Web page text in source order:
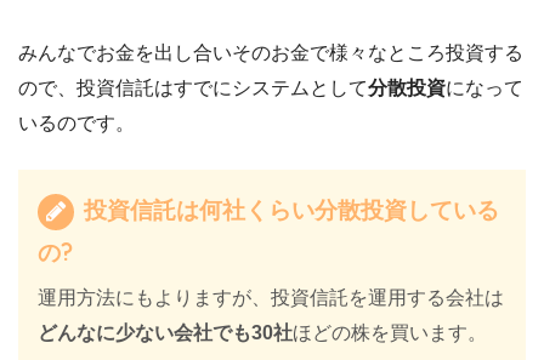
みんなでお金を出し合いそのお金で様々なところ投資する
ので、投資信託はすでにシステムとして分散投資になって
いるのです。
投資信託は何社くらい分散投資している
の?
運用方法にもよりますが、投資信託を運用する会社は
どんなに少ない会社でも30社ほどの株を買います。